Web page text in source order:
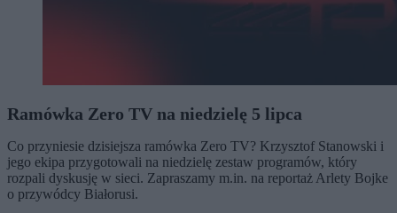
Ramówka Zero TV na niedzielę 5 lipca
Co przyniesie dzisiejsza ramówka Zero TV? Krzysztof Stanowski i
jego ekipa przygotowali na niedzielę zestaw programów, który
rozpali dyskusję w sieci. Zapraszamy m.in. na reportaż Arlety Bojke
o przywódcy Białorusi.